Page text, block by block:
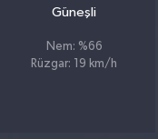
Güneşli
Nem: %66
Rüzgar: 19 km/h